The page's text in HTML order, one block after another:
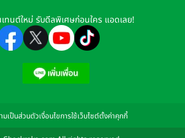
ทนต์ใหม่ รับดีลพิเศษก่อนใคร แอดเลย!
มเป็นส่วนตัวเงื่อนไขการใช้เว็บไซต์ตั้งค่าคุกกี้